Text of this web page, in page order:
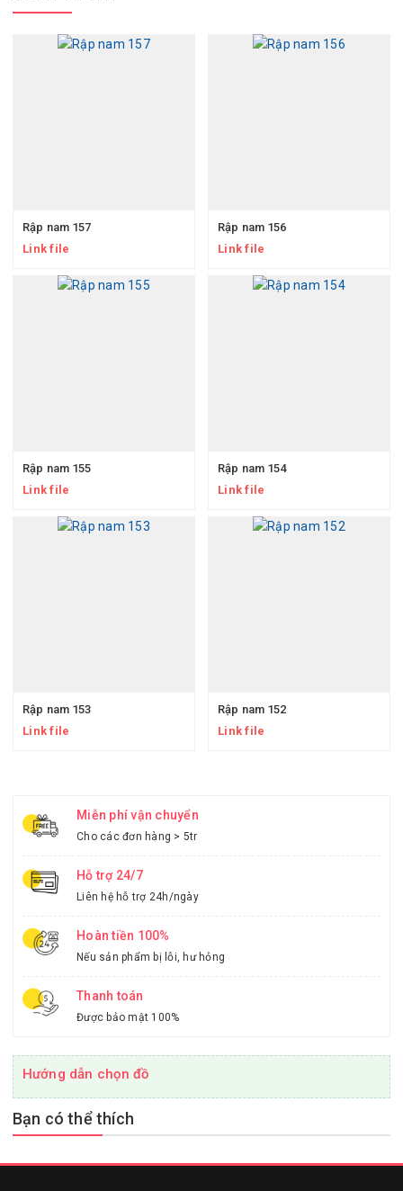
Rập nam 157
Link file
Rập nam 156
Link file
Rập nam 155
Link file
Rập nam 154
Link file
Rập nam 153
Link file
Rập nam 152
Link file
Miễn phí vận chuyển
Cho các đơn hàng > 5tr
Hỗ trợ 24/7
Liên hệ hỗ trợ 24h/ngày
Hoàn tiền 100%
Nếu sản phẩm bị lỗi, hư hỏng
Thanh toán
Được bảo mật 100%
Hướng dẫn chọn đồ
Bạn có thể thích